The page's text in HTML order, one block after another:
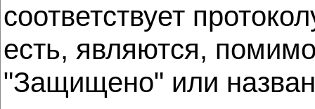
соответствует
есть, являются,
"Защищено" или